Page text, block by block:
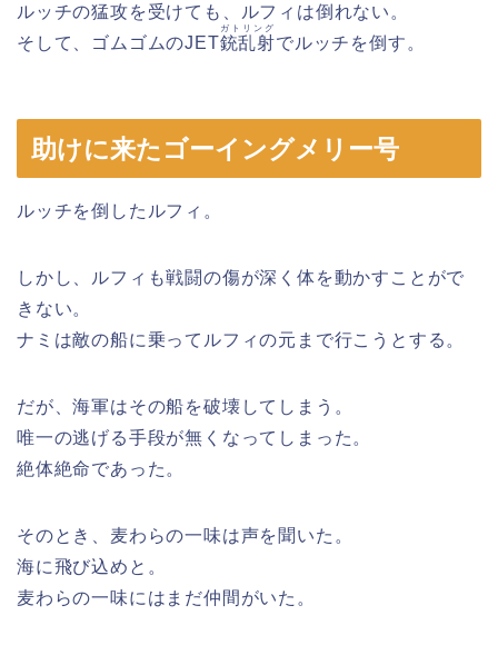
ルッチの猛攻を受けても、ルフィは倒れない。
そして、ゴムゴムのJET銃乱射
ガトリング
でルッチを倒す。
助けに来たゴーイングメリー号
ルッチを倒したルフィ。
しかし、ルフィも戦闘の傷が深く体を動かすことがで
きない。
ナミは敵の船に乗ってルフィの元まで行こうとする。
だが、海軍はその船を破壊してしまう。
唯一の逃げる手段が無くなってしまった。
絶体絶命であった。
そのとき、麦わらの一味は声を聞いた。
海に飛び込めと。
麦わらの一味にはまだ仲間がいた。